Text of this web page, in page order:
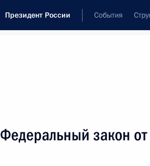
Президент России События
Текст в документе
Федеральный закон